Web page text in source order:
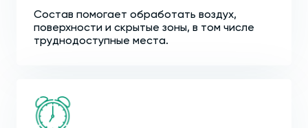
Состав помогает обработать воздух,
поверхности и скрытые зоны, в том числе
труднодоступные места.